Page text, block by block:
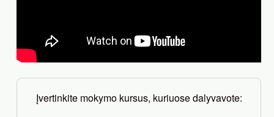
Įvertinkite mokymo kursus, kuriuose dalyvavote: